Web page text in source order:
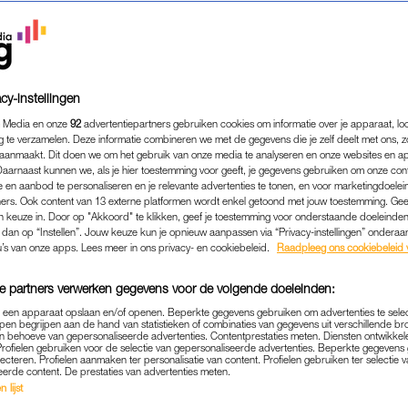
MAN PAUL
'ER IS EEN
GESTORVEN DIE DAG'
FAMILIE|MONUMENTJE
25-11-2023 | NIVINE DE JONG
interviewen we elke week iemand die een
instellingen
en onze 92 advertentiepartners gebruiken cookies om informatie over je apparaat,
te verzamelen. Deze informatie combineren we met de gegevens die je zelf deelt met ons,
Dit doen we om het gebruik van onze media te analyseren en onze websites en
kunnen we, als je hier toestemming voor geeft, je gegevens gebruiken om onze
en aanbod te personaliseren en je relevante advertenties te tonen, en voor
Ook content van 13 externe platformen wordt enkel getoond met jouw toestemming.
keuze in. Door op "Akkoord" te klikken, geef je toestemming voor onderstaande
op “Instellen”. Jouw keuze kun je opnieuw aanpassen via “Privacy-instellingen”
van onze apps. Lees meer in ons privacy- en cookiebeleid.
Raadpleeg ons cookiebeleid
partners verwerken gegevens voor de volgende doeleinden:
apparaat opslaan en/of openen. Beperkte gegevens gebruiken om advertenties te
begrijpen aan de hand van statistieken of combinaties van gegevens uit verschillende
behoeve van gepersonaliseerde advertenties. Contentprestaties meten. Diensten
gebruiken voor de selectie van gepersonaliseerde advertenties. Beperkte
Profielen aanmaken ter personalisatie van content. Profielen gebruiken ter selectie
content. De prestaties van advertenties meten.
lijst